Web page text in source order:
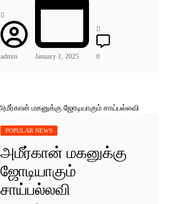
admin January 1, 2025 0
POPULAR NEWS
அமீர்கான் மகனுக்கு
ஜோடியாகும்
சாய்பல்லவி